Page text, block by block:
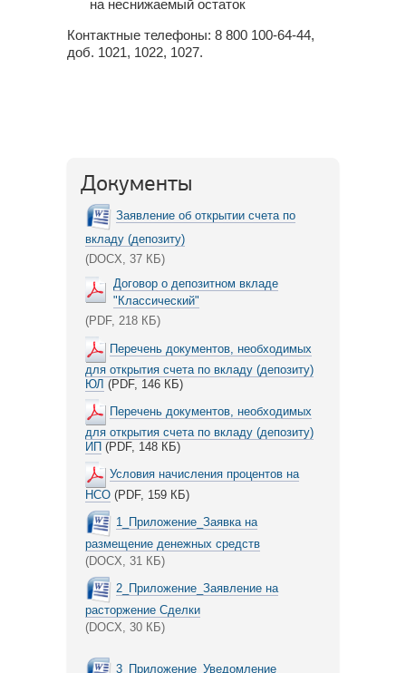
на неснижаемый остаток
Контактные телефоны: 8 800 100-64-44,
доб. 1021, 1022, 1027.
Документы
Заявление об открытии счета по
вкладу (депозиту)
(DOCХ, 37 КБ)
Договор о депозитном вкладе
"Классический"
(PDF, 218 КБ)
Перечень документов, необходимых
для открытия счета по вкладу (депозиту)
ЮЛ (PDF, 146 КБ)
Перечень документов, необходимых
для открытия счета по вкладу (депозиту)
ИП (PDF, 148 КБ)
Условия начисления процентов на
НСО (PDF, 159 КБ)
1_Приложение_Заявка на
размещение денежных средств
(DOCX, 31 КБ)
2_Приложение_Заявление на
расторжение Сделки
(DOCX, 30 КБ)
3_Приложение_Уведомление